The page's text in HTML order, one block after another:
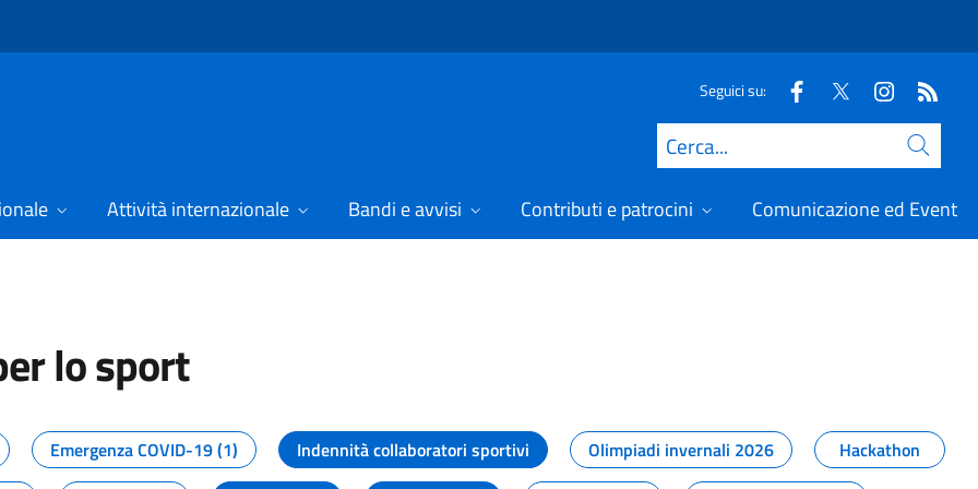
Seguici su:
Cerca
Attività internazionale Bandi e avvisi Contributi e patrocini Comunicazione ed Eventi
lo sport
dal Dipartimento per lo sport
Emergenza COVID-19 (1) Indennità collaboratori sportivi Olimpiadi invernali 2026
Hackathon